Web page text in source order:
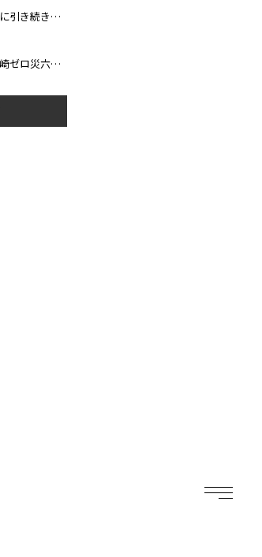
長崎県SDGs登録制度に引き続き登録されました！
アクションZERO～長崎ゼロ災六か月運動～ 達成しました！